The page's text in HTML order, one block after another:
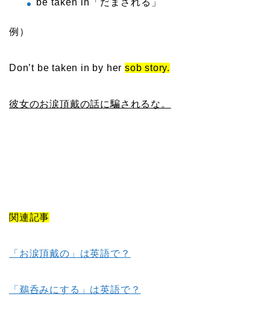
be taken in「だまされる」
例）
Don’t be taken in by hersob story.
彼女のお涙頂戴の話に騙されるな。
関連記事
「お涙頂戴の」は英語で？
「鵜呑みにする」は英語で？